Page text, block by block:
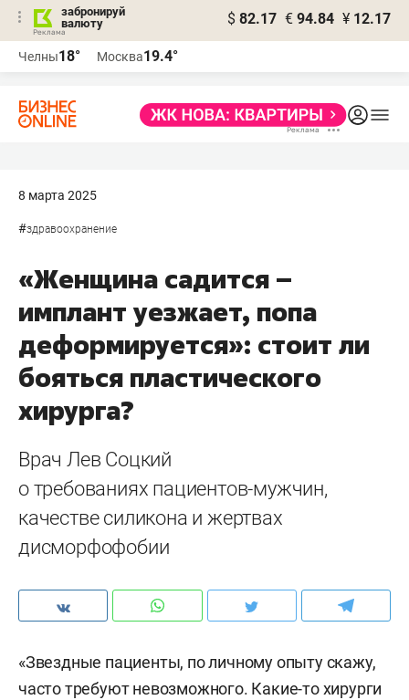
забронируй
валюту
$ 82.17 € 94.84 ¥ 12.17
Челны18° Москва19.4°
8 марта 2025
#здравоохранение
«Женщина садится –
имплант уезжает, попа
деформируется»: стоит ли
бояться пластического
хирурга?
Врач Лев Соцкий
о требованиях пациентов-мужчин,
качестве силикона и жертвах
дисморфофобии
«Звездные пациенты, по личному опыту скажу,
часто требуют невозможного. Какие-то хирурги